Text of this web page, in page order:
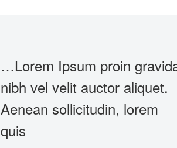
…Lorem Ipsum proin
nibh vel velit auctor aliquet.
Aenean sollicitudin, lorem
quis